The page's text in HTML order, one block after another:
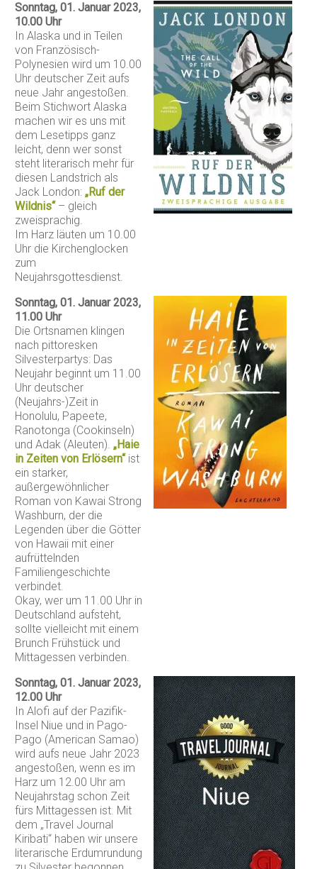
Sonntag, 01. Januar 2023,
10.00 Uhr
In Alaska und in Teilen
von Französisch-
Polynesien wird um 10.00
Uhr deutscher Zeit aufs
neue Jahr angestoßen.
Beim Stichwort Alaska
machen wir es uns mit
dem Lesetipps ganz
leicht, denn wer sonst
steht literarisch mehr für
diesen Landstrich als
Jack London:„Ruf der
Wildnis“ – gleich
zweisprachig.
Im Harz läuten um 10.00
Uhr die Kirchenglocken
zum
Neujahrsgottesdienst.
Sonntag, 01. Januar 2023,
11.00 Uhr
Die Ortsnamen klingen
nach pittoresken
Silvesterpartys: Das
Neujahr beginnt um 11.00
Uhr deutscher
(Neujahrs-)Zeit in
Honolulu, Papeete,
Ranotonga (Cookinseln)
und Adak (Aleuten).„Haie
in Zeiten von Erlösern“ ist
ein starker,
außergewöhnlicher
Roman von Kawai Strong
Washburn, der die
Legenden über die Götter
von Hawaii mit einer
aufrüttelnden
Familiengeschichte
verbindet.
Okay, wer um 11.00 Uhr in
Deutschland aufsteht,
sollte vielleicht mit einem
Brunch Frühstück und
Mittagessen verbinden.
Sonntag, 01. Januar 2023,
12.00 Uhr
In Alofi auf der Pazifik-
Insel Niue und in Pago-
Pago (American Samao)
wird aufs neue Jahr 2023
angestoßen, wenn es im
Harz um 12.00 Uhr am
Neujahrstag schon Zeit
fürs Mittagessen ist. Mit
dem „Travel Journal
Kiribati“ haben wir unsere
literarische Erdumrundung